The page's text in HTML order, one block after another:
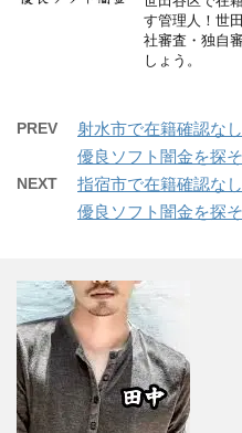
す管理人！世
社審査・独自
しょう。
PREV
射水市で在籍確認な
優良ソフト闇金を探
NEXT
指宿市で在籍確認な
優良ソフト闇金を探